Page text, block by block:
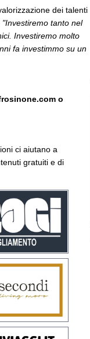
dei talenti
"Investiremo tanto nel
Investiremo molto
fa investimmo su un
o
ci aiutano a
gratuiti e di